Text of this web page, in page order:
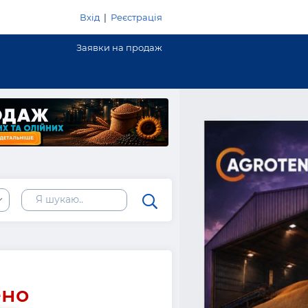
Вхід | Реєстрація
Заявки на продаж